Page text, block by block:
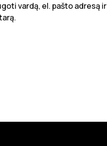
vardą, el. pašto adresą